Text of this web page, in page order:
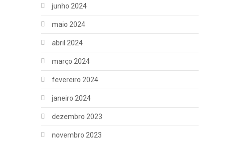
junho 2024
maio 2024
abril 2024
março 2024
fevereiro 2024
janeiro 2024
dezembro 2023
novembro 2023